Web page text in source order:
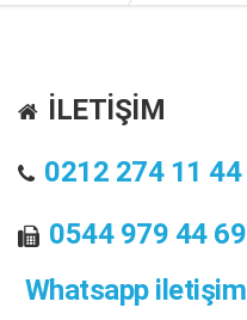
İLETİŞİM
0212 274 11 44
0544 979 44 69
Whatsapp iletişim